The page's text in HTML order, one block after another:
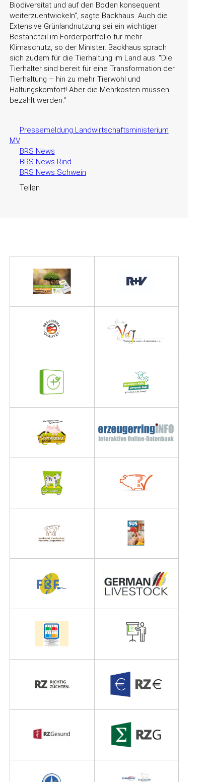
Biodiversität und auf den Boden konsequent
weiterzuentwickeln , sagte Backhaus. Auch die
Extensive Grünlandnutzung sei ein wichtiger
Bestandteil im Förderportfolio für mehr
Klimaschutz, so der Minister. Backhaus sprach
sich zudem für die Tierhaltung im Land aus:
Die
Tierhalter sind bereit für eine Transformation der
Tierhaltung – hin zu mehr Tierwohl und
Haltungskomfort! Aber die Mehrkosten müssen
bezahlt werden."
Pressemeldung Landwirtschaftsministerium
MV
BRS News
BRS News Rind
BRS News Schwein
Teilen